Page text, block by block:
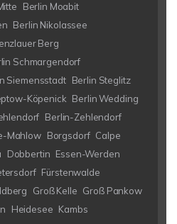
Berlin Moabit
Berlin Nikolassee
Berg
Schmargendorf
Siemensstadt Berlin Steglitz
Köpenick Berlin Wedding
Berlin-Zehlendorf
Mahlow Borgsdorf Calpe
Dobbertin Essen-Werden
Fürstenwalde
Groß Kelle Groß Pankow
Heidesee Kambs